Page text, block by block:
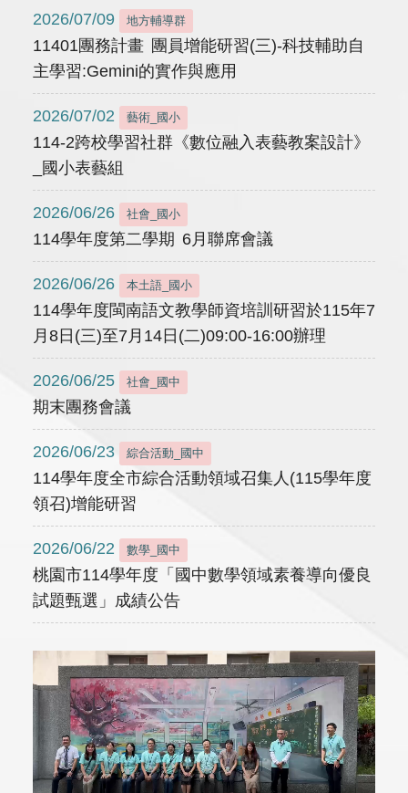
2026/07/09 地方輔導群
11401團務計畫 團員增能研習(三)-科技輔助自
主學習:Gemini的實作與應用
2026/07/02 藝術_國小
114-2跨校學習社群《數位融入表藝教案設計》
_國小表藝組
2026/06/26 社會_國小
114學年度第二學期 6月聯席會議
2026/06/26 本土語_國小
114學年度閩南語文教學師資培訓研習於115年7
月8日(三)至7月14日(二)09:00-16:00辦理
2026/06/25 社會_國中
期末團務會議
2026/06/23 綜合活動_國中
114學年度全市綜合活動領域召集人(115學年度
領召)增能研習
2026/06/22 數學_國中
桃園市114學年度「國中數學領域素養導向優良
試題甄選」成績公告